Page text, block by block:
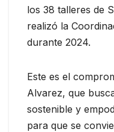
los 38 talleres de
realizó la
durante 2024.
Este es el
Alvarez, que
sostenible y
para que se